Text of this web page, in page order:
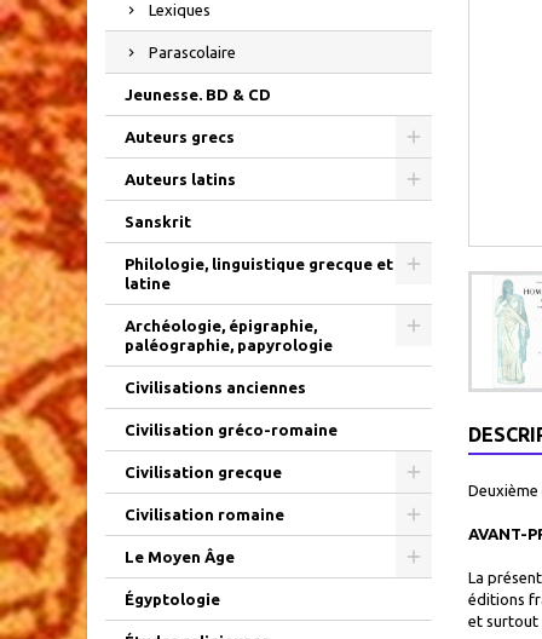
Lexiques
Parascolaire
Jeunesse. BD & CD
Auteurs grecs
Auteurs latins
Sanskrit
Philologie, linguistique grecque et
latine
Archéologie, épigraphie,
paléographie, papyrologie
Civilisations anciennes
Civilisation gréco-romaine
Civilisation grecque
Civilisation romaine
Le Moyen Âge
Égyptologie
AVANT-
La
éditions
et surtout